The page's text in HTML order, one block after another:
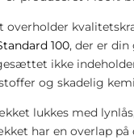
overholder
100, der er din
ikke
og skadelig
lukkes med
har en overlap på